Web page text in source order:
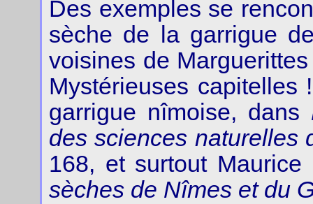
Des exemples se
sèche de la garrigue
voisines de
Mystérieuses
garrigue nîmoise, dans
des sciences naturelles
168, et surtout
sèches de Nîmes et du